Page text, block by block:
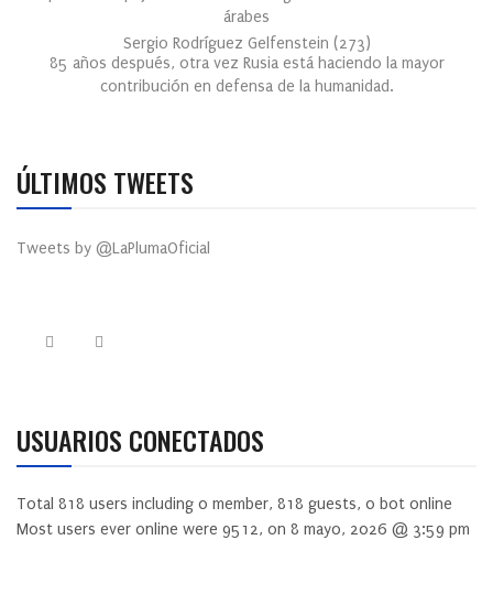
árabes
Sergio Rodríguez Gelfenstein (273)
85 años después, otra vez Rusia está haciendo la mayor
contribución en defensa de la humanidad.
ÚLTIMOS TWEETS
Tweets by @LaPlumaOficial
USUARIOS CONECTADOS
Total 818 users including 0 member, 818 guests, 0 bot online
Most users ever online were 9512, on 8 mayo, 2026 @ 3:59 pm